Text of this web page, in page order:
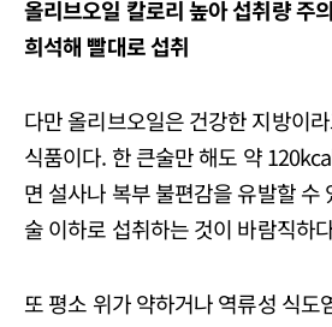
올리브오일 칼로리 높아 섭취량 주
희석해 빨대로 섭취
다만 올리브오일은 건강한 지방이
식품이다. 한 큰술만 해도 약
면 설사나 복부 불편감을 유발할 수
술 이하로 섭취하는 것이 바람직하
또 평소 위가 약하거나 역류성 식도